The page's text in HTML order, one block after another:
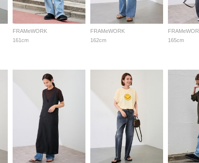
FRAMeWORK
161cm
FRAMeWORK
162cm
165cm